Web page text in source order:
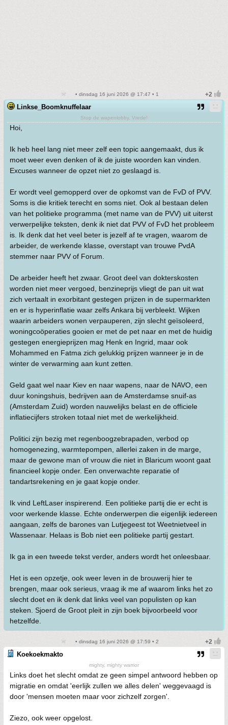
• dinsdag 16 juni 2026 @ 17:47 • 1
Linkse_Boomknuffelaar
Stop de wapenlobby. Vrede!
Hoi,
Ik heb heel lang niet meer zelf een topic aangemaakt, dus ik
moet weer even denken of ik de juiste woorden kan vinden.
Excuses wanneer de opzet niet zo geslaagd is.
Er wordt veel gemopperd over de opkomst van de FvD of PVV.
Soms is die kritiek terecht en soms niet. Ook al bestaan delen
van het politieke programma (met name van de PVV) uit uiterst
verwerpelijke teksten, denk ik niet dat PVV of FvD het probleem
is. Ik denk dat het veel beter is jezelf af te vragen, waarom de
arbeider, de werkende klasse, overstapt van trouwe PvdA
stemmer naar PVV of Forum.
De arbeider heeft het zwaar. Groot deel van dokterskosten
worden niet meer vergoed, benzineprijs vliegt de pan uit wat
zich vertaalt in exorbitant gestegen prijzen in de supermarkten
en er is hyperinflatie waar zelfs Ankara bij verbleekt. Wijken
waarin arbeiders wonen verpauperen, zijn slecht geïsoleerd,
woningcoöperaties gooien er met de pet naar en met de huidig
gestegen energieprijzen mag Henk en Ingrid, maar ook
Mohammed en Fatma zich gelukkig prijzen wanneer je in de
winter de verwarming aan kunt zetten.
Geld gaat wel naar Kiev en naar wapens, naar de NAVO, een
duur koningshuis, bedrijven aan de Amsterdamse snuif-as
(Amsterdam Zuid) worden nauwelijks belast en de officiele
inflatiecijfers stroken totaal niet met de werkelijkheid.
Politici zijn bezig met regenboogzebrapaden, verbod op
homogenezing, warmtepompen, allerlei zaken in de marge,
maar de gewone man of vrouw die niet in Blaricum woont gaat
financieel kopje onder. Een onverwachte reparatie of
tandartsrekening en je gaat kopje onder.
Ik vind LeftLaser inspirerend. Een politieke partij die er echt is
voor werkende klasse. Echte onderwerpen die eigenlijk iedereen
aangaan, zelfs de barones van Lutjegeest tot Weetnietveel in
Wassenaar. Helaas is Bob niet een politieke partij gestart.
Ik ga in een tweede tekst verder, anders wordt het onleesbaar.
Het is een opzetje, ook weer leven in de brouwerij hier te
brengen, maar ook serieus, vraag ik me af waarom links het zo
slecht doet en ik denk dat links veel van populisten op kan
steken. Sjoerd de Groot pleit in zijn boek bijvoorbeeld voor
hetzelfde.
• dinsdag 16 juni 2026 @ 17:59 • 2
Koekoekmakto
mighty, mighty warrior
Links doet het slecht omdat ze geen simpel antwoord hebben op
migratie en omdat 'eerlijk zullen we alles delen' weggevaagd is
door 'mensen moeten maar voor zichzelf zorgen'.
Ziezo, ook weer opgelost.